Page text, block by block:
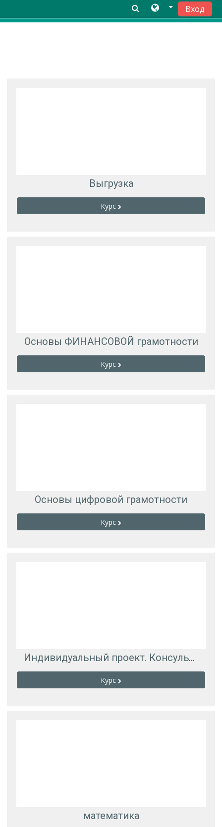
Вход
Выгрузка
Курс
Основы ФИНАНСОВОЙ грамотности
Курс
Основы цифровой грамотности
Курс
Индивидуальный проект. Консультации
Курс
математика